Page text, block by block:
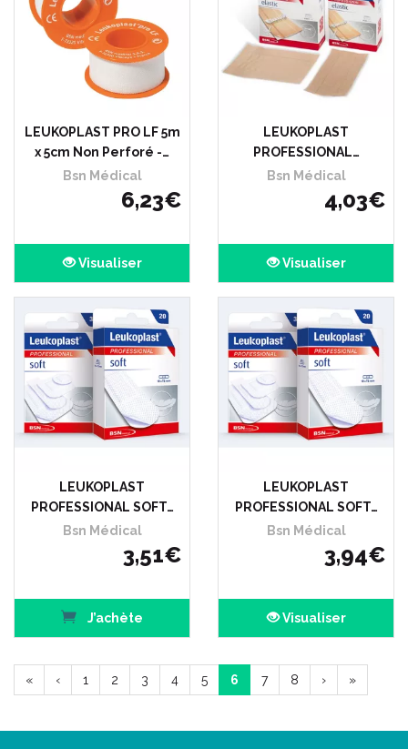
LEUKOPLAST PRO LF 5m
x 5cm Non Perforé -…
Bsn Médical
6,23€
Visualiser
LEUKOPLAST
PROFESSIONAL…
Bsn Médical
4,03€
Visualiser
LEUKOPLAST
PROFESSIONAL SOFT…
Bsn Médical
3,51€
J’achète
LEUKOPLAST
PROFESSIONAL SOFT…
Bsn Médical
3,94€
Visualiser
« ‹ 1 2 3 4 5 6 7 8 › »